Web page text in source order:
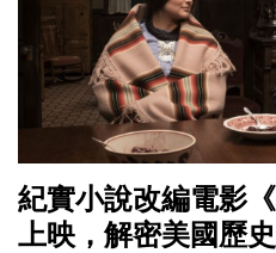
紀實小說改編電影
上映，解密美國歷